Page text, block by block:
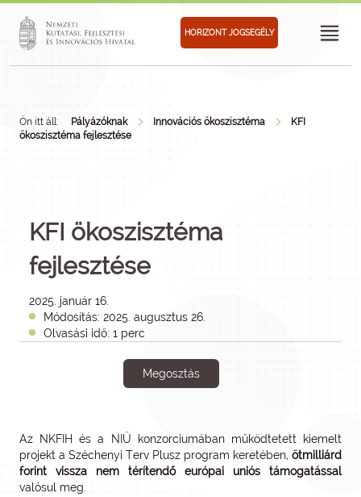
HORIZONT JOGSEGÉLY
Ön itt áll: Pályázóknak Innovációs ökoszisztéma
KFI
ökoszisztéma fejlesztése
KFI ökoszisztéma
fejlesztése
2025. január 16.
Módosítás: 2025. augusztus 26.
Olvasási idő: 1 perc
Megosztás
Az NKFIH és a NIÜ konzorciumában működtetett kiemelt
projekt a Széchenyi Terv Plusz program keretében, ötmilliárd
forint vissza nem térítendő európai uniós támogatással
valósul meg.